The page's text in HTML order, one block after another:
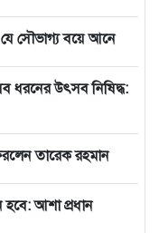
সৌভাগ্য বয়ে আনে
ধরনের উৎসব নিষিদ্ধ:
তারেক রহমান
হবে: আশা প্রধান